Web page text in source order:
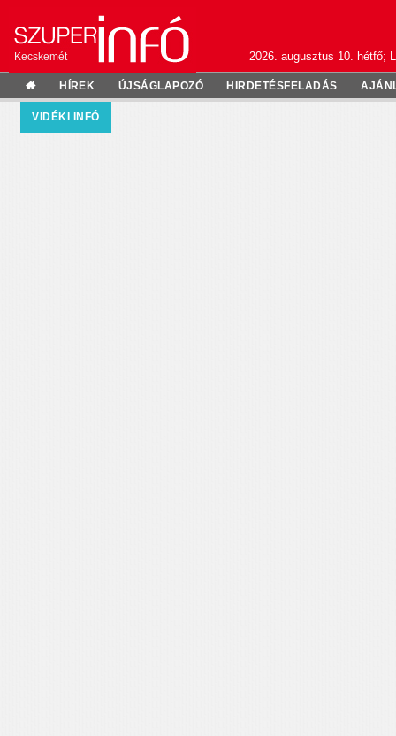
Kecskemét 2026. augusztus 10. hétfő;
HÍREK ÚJSÁGLAPOZÓ HIRDETÉSFELADÁS
VIDÉKI INFÓ